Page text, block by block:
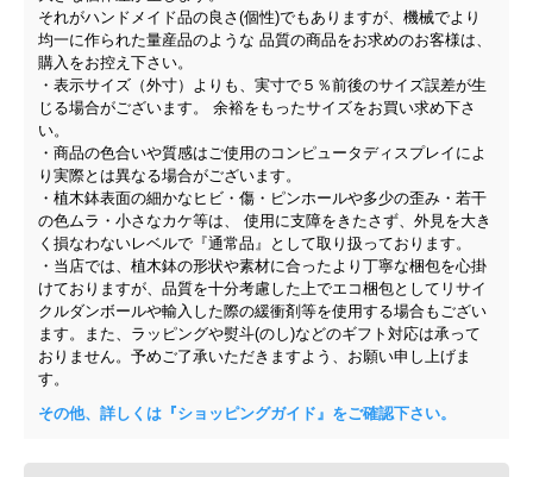
それがハンドメイド品の良さ(個性)でもありますが、機械でより
均一に作られた量産品のような 品質の商品をお求めのお客様は、
購入をお控え下さい。
・表示サイズ（外寸）よりも、実寸で５％前後のサイズ誤差が生
じる場合がございます。 余裕をもったサイズをお買い求め下さ
い。
・商品の色合いや質感はご使用のコンピュータディスプレイによ
り実際とは異なる場合がございます。
・植木鉢表面の細かなヒビ・傷・ピンホールや多少の歪み・若干
の色ムラ・小さなカケ等は、 使用に支障をきたさず、外見を大き
く損なわないレベルで『通常品』として取り扱っております。
・当店では、植木鉢の形状や素材に合ったより丁寧な梱包を心掛
けておりますが、品質を十分考慮した上でエコ梱包としてリサイ
クルダンボールや輸入した際の緩衝剤等を使用する場合もござい
ます。また、ラッピングや熨斗(のし)などのギフト対応は承って
おりません。予めご了承いただきますよう、お願い申し上げま
す。
その他、詳しくは『ショッピングガイド』をご確認下さい。